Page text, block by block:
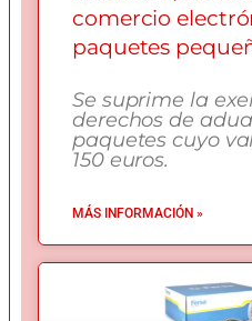
comercio
paquetes
Se suprime la
derechos de
paquetes cuyo
150 euros.
MÁS INFORMACIÓN »